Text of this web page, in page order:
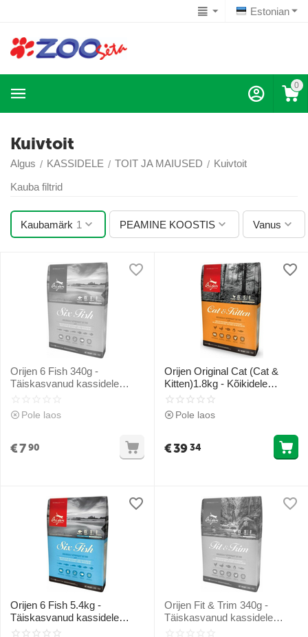
Estonian
0
Kuivtoit
Algus / KASSIDELE / TOIT JA MAIUSED / Kuivtoit
Kauba filtrid
Kaubamärk 1 PEAMINE KOOSTIS Vanus
Orijen 6 Fish 340g -
Täiskasvanud kassidele
Pole laos
€790
Orijen Original Cat (Cat &
Kitten)1.8kg - Kõikidele
eluetappidele (kana, vutt ja
kala)
Pole laos
€3934
Orijen 6 Fish 5.4kg -
Täiskasvanud kassidele
(kalad)
Orijen Fit & Trim 340g -
Täiskasvanud kassidele